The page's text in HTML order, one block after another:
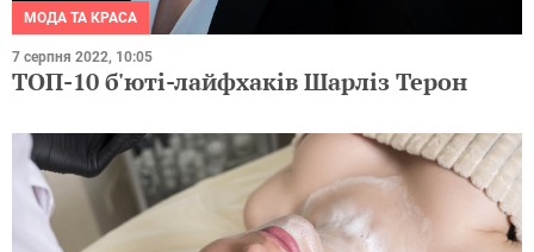
МОДА ТА КРАСА
7 серпня 2022, 10:05
ТОП-10 б'юті-лайфхаків Шарліз Терон